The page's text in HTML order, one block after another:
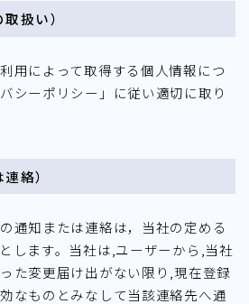
扱い）
用によって取得する個人情報につ
シーポリシー」に従い適切に取り
絡）
通知または連絡は，当社の定める
します。当社は,ユーザーから,当社
た変更届け出がない限り,現在登録
なものとみなして当該連絡先へ通